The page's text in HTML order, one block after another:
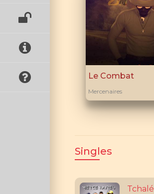
Le Combat
Mercenaires
Singles
Tchalé